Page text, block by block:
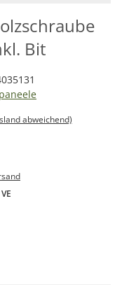
Bit
abweichend)